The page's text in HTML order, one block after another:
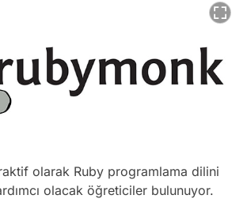
olarak Ruby programlama dilini
olacak öğreticiler bulunuyor.